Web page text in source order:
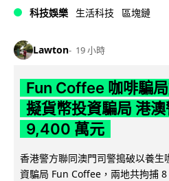
科技娛樂 生活科技 區塊鏈
Lawton 19 小時
Fun Coffee 咖啡騙
擬貨幣投資騙局 港
9,400 萬元
香港警方聯同澳門司警搗破以養生
資騙局 Fun Coffee，兩地共拘捕